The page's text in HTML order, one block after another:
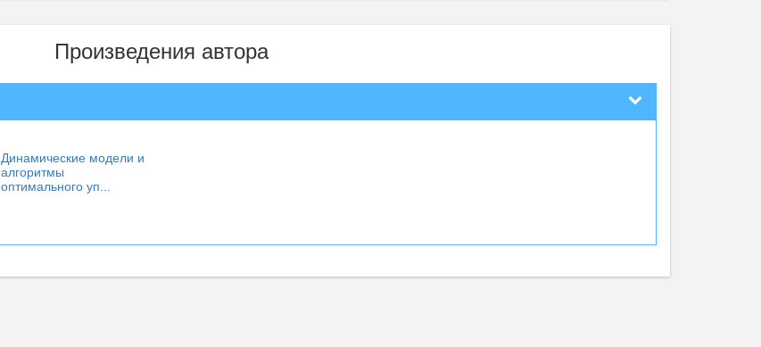
Произведения автора
Динамические модели и
алгоритмы
оптимального уп...